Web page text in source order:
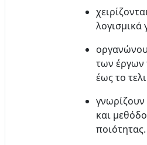
λογισμικά
των έργων
έως το
γνωρίζουν
και
ποιότητας.